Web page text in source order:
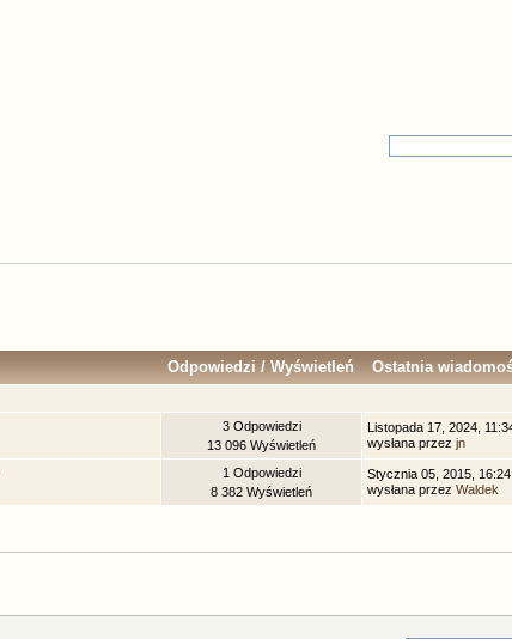
Odpowiedzi / Wyświetleń Ostatnia
3 Odpowiedzi
13 096 Wyświetleń
Listopada 17, 2024,
wysłana przez jn
1 Odpowiedzi
8 382 Wyświetleń
Stycznia 05, 2015,
wysłana przez Waldek